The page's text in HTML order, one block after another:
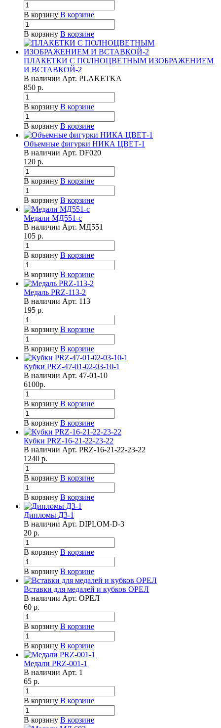
В корзину В корзине
В корзину В корзине
ПЛАКЕТКИ С ПОЛНОЦВЕТНЫМ ИЗОБРАЖЕНИЕМ
И ВСТАВКОЙ-2
В наличии Арт. PLAKETKA
850 р.
В корзину В корзине
В корзину В корзине
Объемные фигурки НИКА ЦВЕТ-1
В наличии Арт. DF020
120 р.
В корзину В корзине
В корзину В корзине
Медали МД551-с
В наличии Арт. МД551
105 р.
В корзину В корзине
В корзину В корзине
Медаль PRZ-113-2
В наличии Арт. 113
195 р.
В корзину В корзине
В корзину В корзине
Кубки PRZ-47-01-02-03-10-1
В наличии Арт. 47-01-10
6100р.
В корзину В корзине
В корзину В корзине
Кубки PRZ-16-21-22-23-22
В наличии Арт. PRZ-16-21-22-23-22
1240 р.
В корзину В корзине
В корзину В корзине
Дипломы Д3-1
В наличии Арт. DIPLOM-D-3
20 р.
В корзину В корзине
В корзину В корзине
Вставки для медалей и кубков ОРЕЛ
В наличии Арт. ОРЕЛ
60 р.
В корзину В корзине
В корзину В корзине
Медали PRZ-001-1
В наличии Арт. 1
65 р.
В корзину В корзине
В корзину В корзине